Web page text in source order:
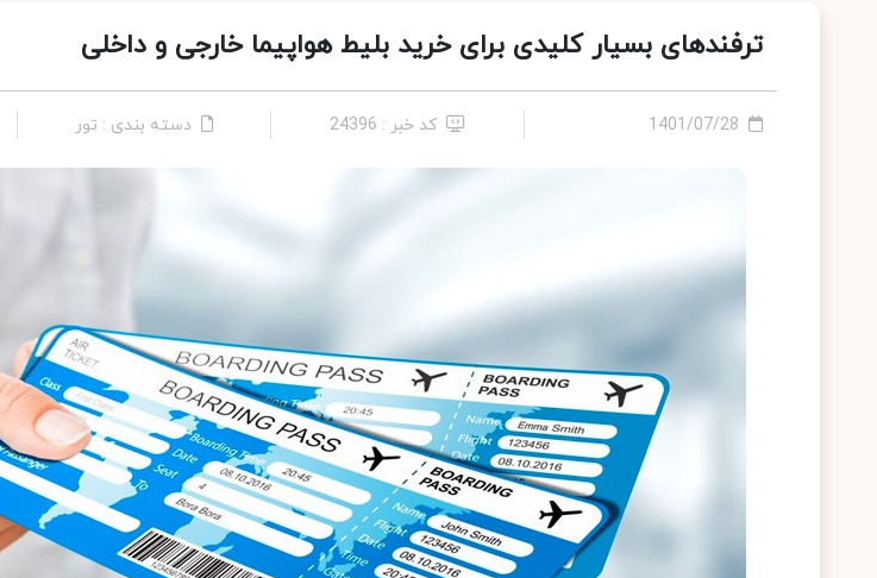
ترفندهای بسیار کلیدی برای خرید بلیط هواپیما خارجی و داخلی
1401/07/28 کد خبر : 24396 دسته بندی : تور